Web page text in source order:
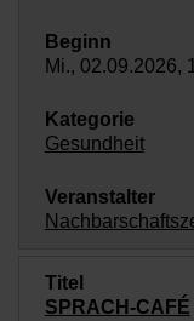
Mi., 02.09.2026,
Gesundheit
SPRACH-CAFÉ